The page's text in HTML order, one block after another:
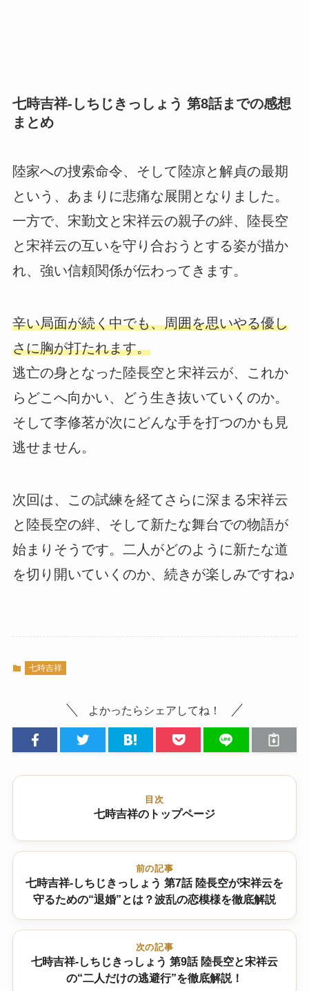
七時吉祥-しちじきっしょう 第8話までの感想
まとめ
陸家への捜索命令、そして陸凉と解貞の最期
という、あまりに悲痛な展開となりました。
一方で、宋勤文と宋祥云の親子の絆、陸長空
と宋祥云の互いを守り合おうとする姿が描か
れ、強い信頼関係が伝わってきます。
辛い局面が続く中でも、周囲を思いやる優し
さに胸が打たれます。
逃亡の身となった陸長空と宋祥云が、これか
らどこへ向かい、どう生き抜いていくのか。
そして李修茗が次にどんな手を打つのかも見
逃せません。
次回は、この試練を経てさらに深まる宋祥云
と陸長空の絆、そして新たな舞台での物語が
始まりそうです。二人がどのように新たな道
を切り開いていくのか、続きが楽しみですね♪
七時吉祥
よかったらシェアしてね！
目次
七時吉祥のトップページ
前の記事
七時吉祥-しちじきっしょう 第7話 陸長空が宋祥云を
守るための“退婚”とは？波乱の恋模様を徹底解説
次の記事
七時吉祥-しちじきっしょう 第9話 陸長空と宋祥云
の“二人だけの逃避行”を徹底解説！